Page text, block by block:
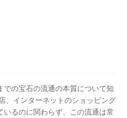
の宝石の流通の本質について知
、インターネットのショッピング
るのに関わらず、この流通は常